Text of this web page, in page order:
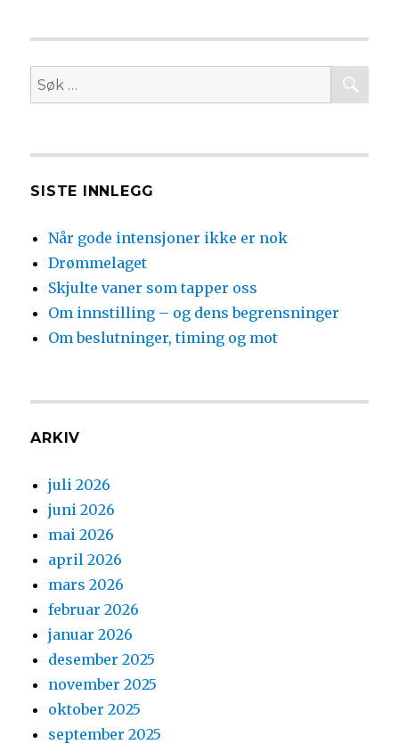
Søk
etter:
SISTE INNLEGG
Når gode intensjoner ikke er nok
Drømmelaget
Skjulte vaner som tapper oss
Om innstilling – og dens begrensninger
Om beslutninger, timing og mot
ARKIV
juli 2026
juni 2026
mai 2026
april 2026
mars 2026
februar 2026
januar 2026
desember 2025
november 2025
oktober 2025
september 2025